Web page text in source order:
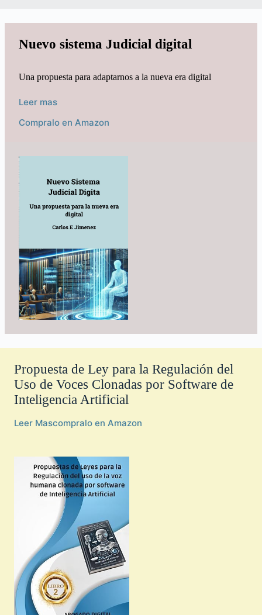
Nuevo sistema Judicial digital
Una propuesta para adaptarnos a la nueva era digital
Leer mas
Compralo en Amazon
Propuesta de Ley para la Regulación del
Uso de Voces Clonadas por Software de
Inteligencia Artificial
Leer Mascompralo en Amazon